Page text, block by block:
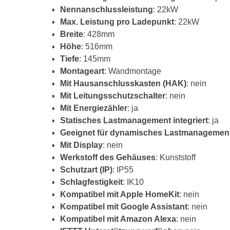
Nennanschlussleistung: 22kW
Max. Leistung pro Ladepunkt: 22kW
Breite: 428mm
Höhe: 516mm
Tiefe: 145mm
Montageart: Wandmontage
Mit Hausanschlusskasten (HAK): nein
Mit Leitungsschutzschalter: nein
Mit Energiezähler: ja
Statisches Lastmanagement integriert: ja
Geeignet für dynamisches
Mit Display: nein
Werkstoff des Gehäuses: Kunststoff
Schutzart (IP): IP55
Schlagfestigkeit: IK10
Kompatibel mit Apple HomeKit: nein
Kompatibel mit Google Assistant: nein
Kompatibel mit Amazon Alexa: nein